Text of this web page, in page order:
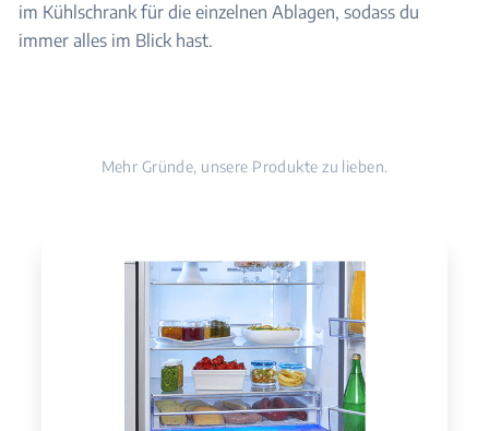
im Kühlschrank für die einzelnen Ablagen, sodass du
immer alles im Blick hast.
Mehr Gründe, unsere Produkte zu lieben.